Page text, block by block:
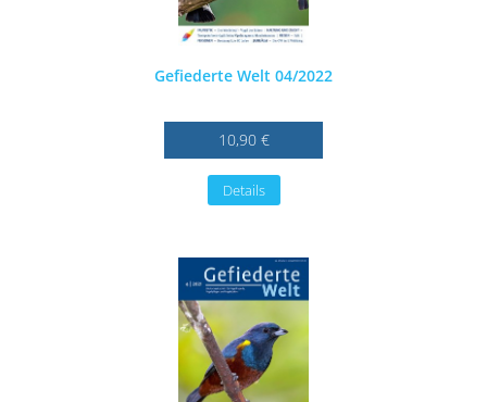
Gefiederte Welt 04/2022
10,90 €
Details